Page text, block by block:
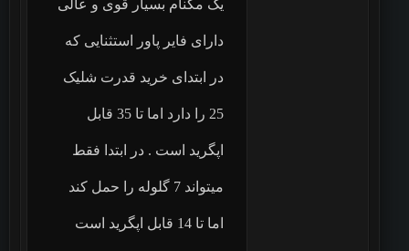
یک مگنام بسیار قوی و عالی
دارای فایر پاور استثنایی که
در ابتدای خرید قدرت شلیک
25 را دارد اما تا 35 قابل
اپگرید است . در ابتدا فقط
میتواند 7 گلوله را حمل کند
اما تا 14 قابل اپگرید است